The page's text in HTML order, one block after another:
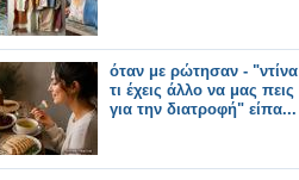
όταν με ρώτησαν - "ντίνα
τι έχεις άλλο να μας πεις
για την διατροφή" είπα...